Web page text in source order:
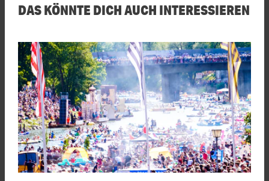
DAS KÖNNTE DICH AUCH INTERESSIEREN